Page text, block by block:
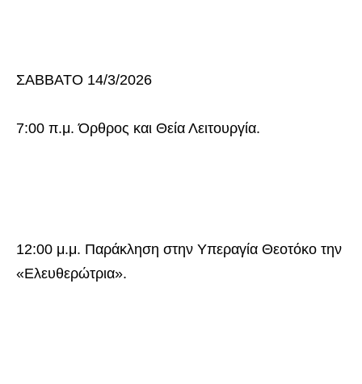
ΣΑΒΒΑΤΟ 14/3/2026
7:00 π.μ. Όρθρος και Θεία Λειτουργία.
12:00 μ.μ. Παράκληση στην Υπεραγία Θεοτόκο την
«Ελευθερώτρια».